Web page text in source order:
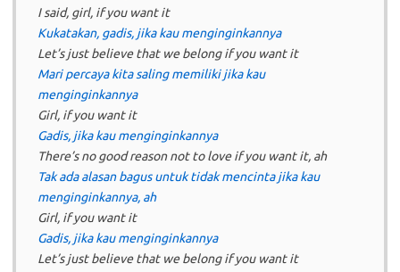
I said, girl, if you want it
Kukatakan, gadis, jika kau menginginkannya
Let’s just believe that we belong if you want it
Mari percaya kita saling memiliki jika kau
menginginkannya
Girl, if you want it
Gadis, jika kau menginginkannya
There’s no good reason not to love if you want it, ah
Tak ada alasan bagus untuk tidak mencinta jika kau
menginginkannya, ah
Girl, if you want it
Gadis, jika kau menginginkannya
Let’s just believe that we belong if you want it